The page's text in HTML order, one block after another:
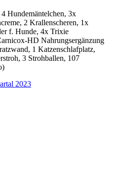
Hundemäntelchen, 3x
2 Krallenscheren, 1x
f. Hunde, 4x Trixie
HD Nahrungsergänzung
1 Katzenschlafplatz,
3 Strohballen, 107
2023